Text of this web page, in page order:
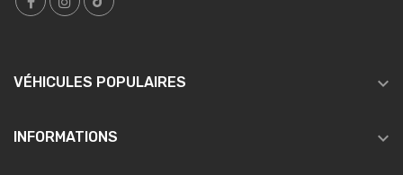
VÉHICULES POPULAIRES 
INFORMATIONS 